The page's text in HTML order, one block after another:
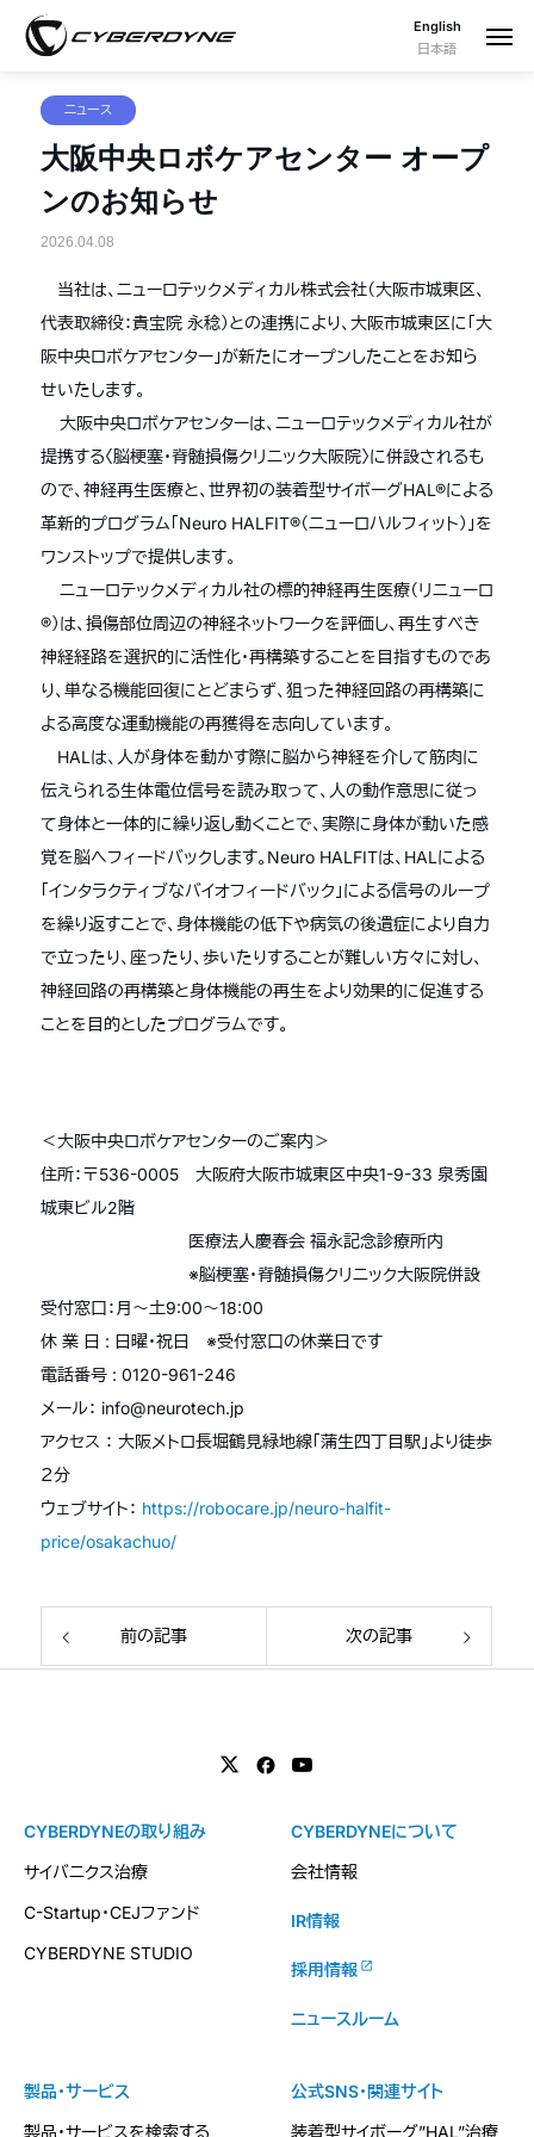
English
日本語
ニュース
大阪中央ロボケアセンター オープ
ンのお知らせ
2026.04.08
当社は、ニューロテックメディカル株式会社（大阪市城東区、
代表取締役：貴宝院 永稔）との連携により、大阪市城東区に「大
阪中央ロボケアセンター」が新たにオープンしたことをお知ら
せいたします。
大阪中央ロボケアセンターは、ニューロテックメディカル社が
提携する〈脳梗塞・脊髄損傷クリニック大阪院〉に併設されるも
ので、神経再生医療と、世界初の装着型サイボーグHAL®による
革新的プログラム「Neuro HALFIT®（ニューロハルフィット）」を
ワンストップで提供します。
ニューロテックメディカル社の標的神経再生医療（リニューロ
®）は、損傷部位周辺の神経ネットワークを評価し、再生すべき
神経経路を選択的に活性化・再構築することを目指すものであ
り、単なる機能回復にとどまらず、狙った神経回路の再構築に
よる高度な運動機能の再獲得を志向しています。
HALは、人が身体を動かす際に脳から神経を介して筋肉に
伝えられる生体電位信号を読み取って、人の動作意思に従っ
て身体と一体的に繰り返し動くことで、実際に身体が動いた感
覚を脳へフィードバックします。 Neuro HALFITは、 HALによる
「インタラクティブなバイオフィードバック」による信号のループ
を繰り返すことで、身体機能の低下や病気の後遺症により自力
で立ったり、座ったり、歩いたりすることが難しい方々に対し、
神経回路の再構築と身体機能の再生をより効果的に促進する
ことを目的としたプログラムです。
＜大阪中央ロボケアセンターのご案内＞
住所：〒536-0005 大阪府大阪市城東区中央1-9-33 泉秀園
城東ビル2階
医療法人慶春会 福永記念診療所内
※脳梗塞・脊髄損傷クリニック大阪院併設
受付窓口：月～土9:00～18:00
休 業 日 : 日曜・祝日 ※受付窓口の休業日です
電話番号 : 0120-961-246
メール： info@neurotech.jp
アクセス ： 大阪メトロ長堀鶴見緑地線「蒲生四丁目駅」より徒歩
２分
ウェブサイト： https://robocare.jp/neuro-halfit-
price/osakachuo/
前の記事 次の記事
製品・サービス
製品・サービスを検索する
CYBERDYNEの取り組み
サイバニクス治療
C-Startup・CEJファンド
CYBERDYNE STUDIO
CYBERDYNEについて
会社情報
IR情報
採用情報
ニュースルーム
公式SNS・関連サイト
装着型サイボーグ”HAL”治療